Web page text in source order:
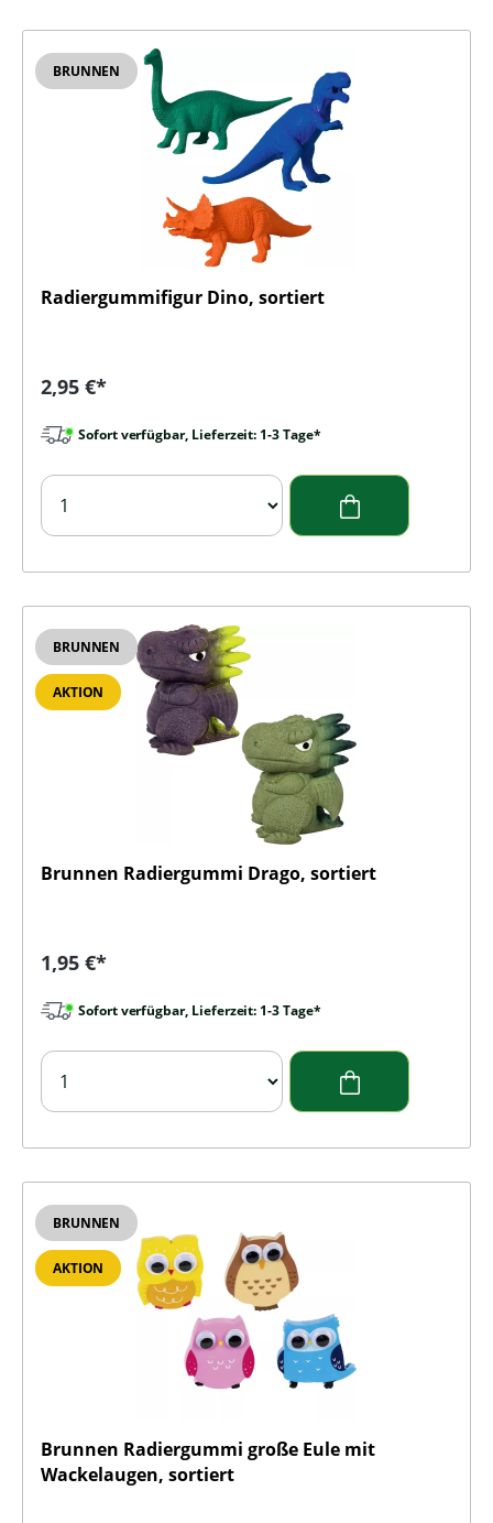
BRUNNEN
Radiergummifigur Dino, sortiert
Regulärer Preis:
2,95 €*
Sofort verfügbar, Lieferzeit: 1-3 Tage*
BRUNNEN
AKTION
Brunnen Radiergummi Drago, sortiert
Regulärer Preis:
1,95 €*
Sofort verfügbar, Lieferzeit: 1-3 Tage*
BRUNNEN
AKTION
Brunnen Radiergummi große Eule mit
Wackelaugen, sortiert